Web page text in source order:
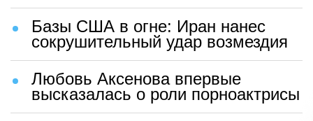
Базы США в огне: Иран нанес
сокрушительный удар возмездия
Любовь Аксенова впервые
высказалась о роли порноактрисы